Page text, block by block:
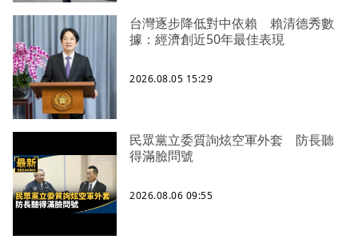
台灣逐步降低對中依賴 賴清德秀數
據：經濟創近50年最佳表現
2026.08.05 15:29
民眾黨立委質詢炫空軍外套 防長聽
得滿臉問號
2026.08.06 09:55